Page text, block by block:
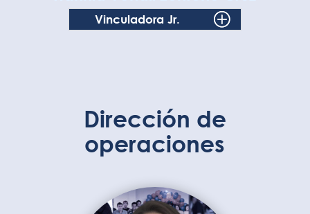
Vinculadora Jr.
Dirección de
operaciones